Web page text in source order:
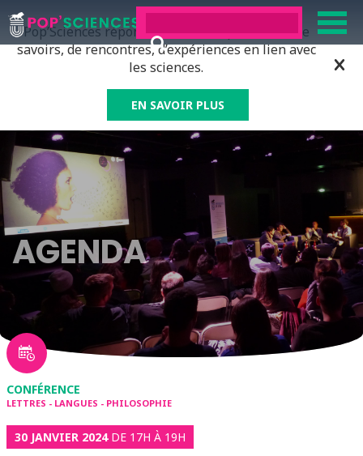
Pop’Sciences répond à tous ceux qui ont soif de
savoirs, de rencontres, d’expériences en lien avec
les sciences.
EN SAVOIR PLUS
AGENDA
CONFÉRENCE
LETTRES - LANGUES - PHILOSOPHIE
30 JANVIER 2024DE 17H À 19H